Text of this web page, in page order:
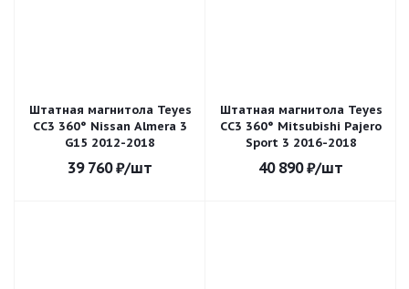
Штатная магнитола Teyes
CC3 360° Nissan Almera 3
G15 2012-2018
39 760₽/шт
Штатная магнитола Teyes
CC3 360° Mitsubishi Pajero
Sport 3 2016-2018
40 890₽/шт